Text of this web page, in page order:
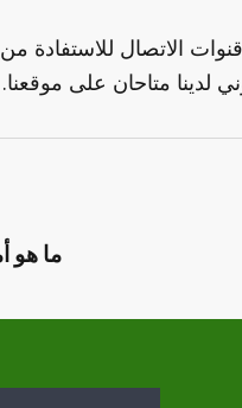
الاتصال للاستفادة
لدينا متاحان على موقعنا.
ما هو